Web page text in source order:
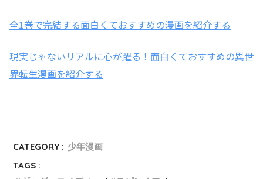
全1巻で完結する面白くておすすめの漫画を紹介する
現実じゃないリアルに心が躍る！面白くておすすめの異世
界転生漫画を紹介する
CATEGORY : 少年漫画
TAGS :